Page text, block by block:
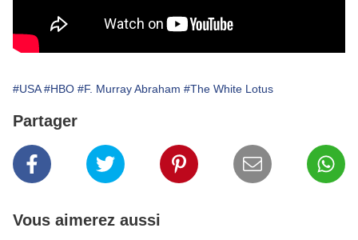
#USA #HBO #F. Murray Abraham #The White Lotus
Partager
Vous aimerez aussi